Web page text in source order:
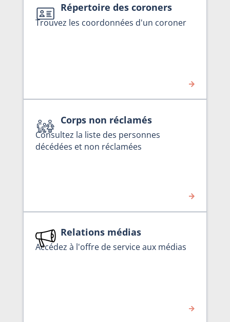
Répertoire des coroners
Trouvez les coordonnées d'un coroner
Corps non réclamés
Consultez la liste des personnes
décédées et non réclamées
Relations médias
Accédez à l'offre de service aux médias